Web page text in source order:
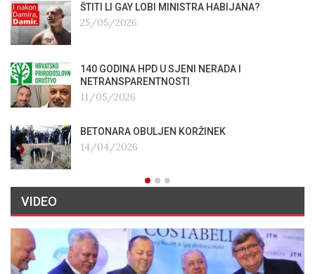
ŠTITI LI GAY LOBI MINISTRA HABIJANA?
25/05/2026
140 GODINA HPD U SJENI NERADA I
NETRANSPARENTNOSTI
11/05/2026
BETONARA OBULJEN KORŽINEK
14/04/2026
VIDEO